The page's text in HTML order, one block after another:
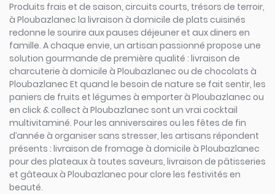
Produits frais et de saison, circuits courts, trésors de terroir,
à Ploubazlanec la livraison à domicile de plats cuisinés
redonne le sourire aux pauses déjeuner et aux diners en
famille. A chaque envie, un artisan passionné propose une
solution gourmande de première qualité : livraison de
charcuterie à domicile à Ploubazlanec ou de chocolats à
Ploubazlanec Et quand le besoin de nature se fait sentir, les
paniers de fruits et légumes à emporter à Ploubazlanec ou
en click & collect à Ploubazlanec sont un vrai cocktail
multivitaminé. Pour les anniversaires ou les fêtes de fin
d’année à organiser sans stresser, les artisans répondent
présents : livraison de fromage à domicile à Ploubazlanec
pour des plateaux à toutes saveurs, livraison de pâtisseries
et gâteaux à Ploubazlanec pour clore les festivités en
beauté.